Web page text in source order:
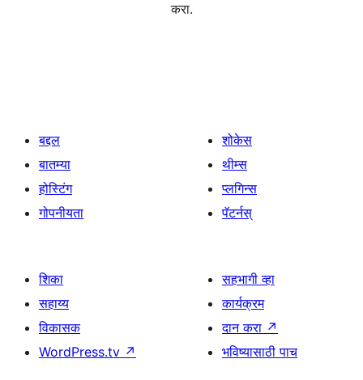
करा.
बद्दल
बातम्या
होस्टिंग
गोपनीयता
शोकेस
थीम्स
प्लगिन्स
पॅटर्नस्
शिका
सहाय्य
विकासक
WordPress.tv ↗
सहभागी व्हा
कार्यक्रम
दान करा ↗
भविष्यासाठी पाच